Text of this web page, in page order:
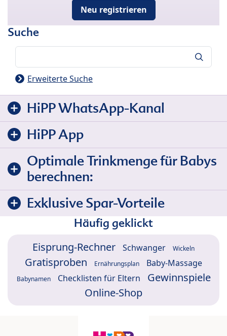
Neu registrieren
Suche
Erweiterte Suche
HiPP WhatsApp-Kanal
HiPP App
Optimale Trinkmenge für Babys
berechnen:
Exklusive Spar-Vorteile
Häufig geklickt
Eisprung-Rechner Schwanger Wickeln
Gratisproben Ernährungsplan Baby-Massage
Babynamen Checklisten für Eltern
Gewinnspiele
Online-Shop